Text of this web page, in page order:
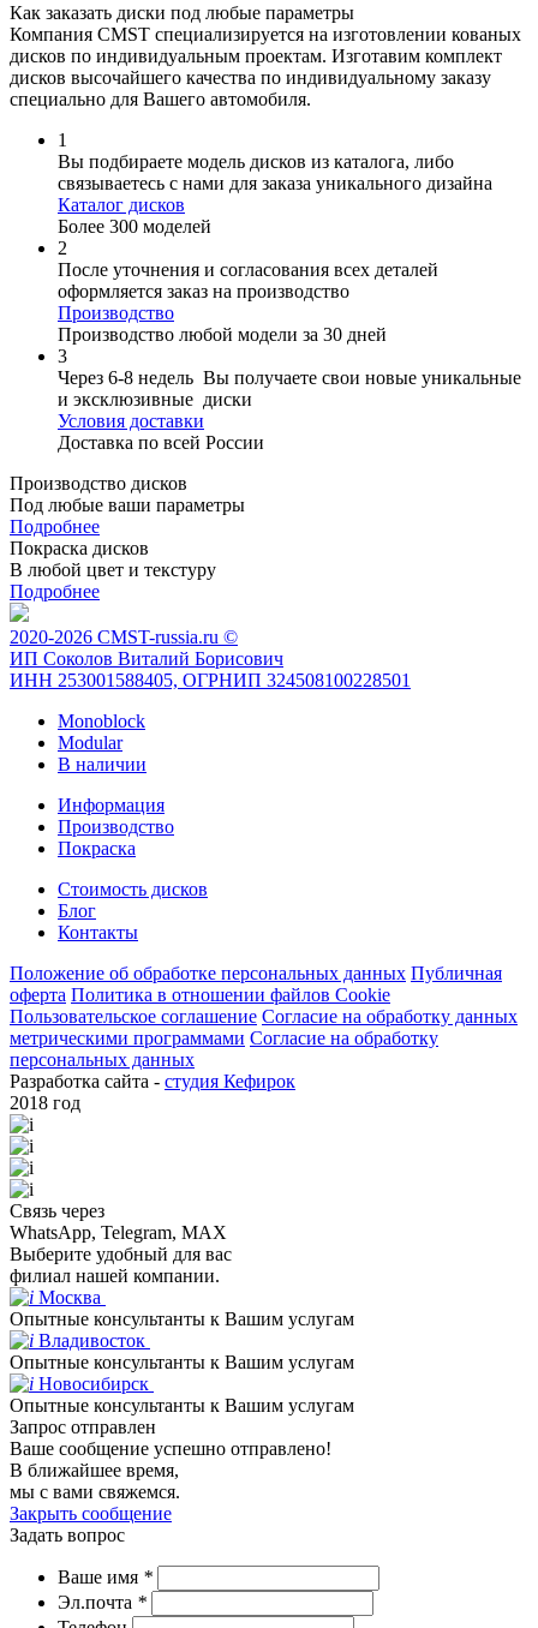
Как заказать диски под любые параметры
Компания CMST специализируется на изготовлении кованых
дисков по индивидуальным проектам. Изготавим комплект
дисков высочайшего качества по индивидуальному заказу
специально для Вашего автомобиля.
1
Вы подбираете модель дисков из каталога, либо
связываетесь с нами для заказа уникального дизайна
Каталог дисков
Более 300 моделей
2
После уточнения и согласования всех деталей
оформляется заказ на производство
Производство
Производство любой модели за 30 дней
3
Через 6-8 недель Вы получаете свои новые уникальные
и эксклюзивные диски
Условия доставки
Доставка по всей России
Производство дисков
Под любые ваши параметры
Подробнее
Покраска дисков
В любой цвет и текстуру
Подробнее
2020-2026 CMST-russia.ru ©
ИП Соколов Виталий Борисович
ИНН 253001588405, ОГРНИП 324508100228501
Monoblock
Modular
В наличии
Информация
Производство
Покраска
Стоимость дисков
Блог
Контакты
Положение об обработке персональных данных Публичная
оферта Политика в отношении файлов Cookie
Пользовательское соглашение Согласие на обработку данных
метрическими программами Согласие на обработку
персональных данных
Разработка сайта - студия Кефирок
2018 год
Связь через
WhatsApp, Telegram, MAX
Выберите удобный для вас
филиал нашей компании.
Москва
Опытные консультанты к Вашим услугам
Владивосток
Опытные консультанты к Вашим услугам
Новосибирск
Опытные консультанты к Вашим услугам
Запрос отправлен
Ваше сообщение успешно отправлено!
В ближайшее время,
мы с вами свяжемся.
Закрыть сообщение
Задать вопрос
Ваше имя *
Эл.почта *